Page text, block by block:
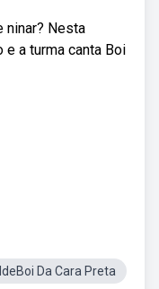
ninar? Nesta
a turma canta Boi
Da Cara Preta